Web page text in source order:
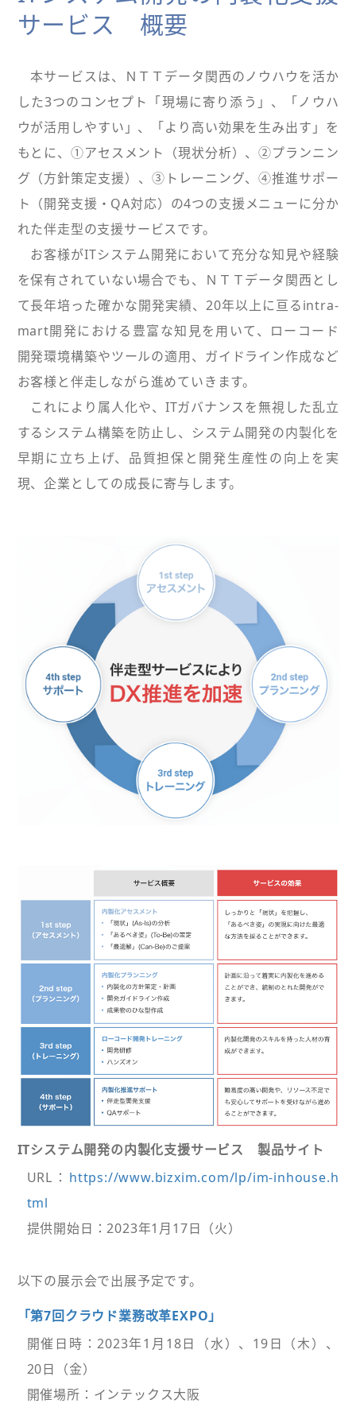
サービス 概要
本サービスは、ＮＴＴデータ関西のノウハウを活か
した3つのコンセプト「現場に寄り添う」、「ノウハ
ウが活用しやすい」、「より高い効果を生み出す」を
もとに、①アセスメント（現状分析）、②プランニン
グ（方針策定支援）、③トレーニング、④推進サポー
ト（開発支援・QA対応）の4つの支援メニューに分か
れた伴走型の支援サービスです。
お客様がITシステム開発において充分な知見や経験
を保有されていない場合でも、ＮＴＴデータ関西とし
て長年培った確かな開発実績、20年以上に亘るintra-
mart開発における豊富な知見を用いて、ローコード
開発環境構築やツールの適用、ガイドライン作成など
お客様と伴走しながら進めていきます。
これにより属人化や、ITガバナンスを無視した乱立
するシステム構築を防止し、システム開発の内製化を
早期に立ち上げ、品質担保と開発生産性の向上を実
現、企業としての成長に寄与します。
ITシステム開発の内製化支援サービス 製品サイト
URL： https://www.bizxim.com/lp/im-inhouse.h
tml
提供開始日：2023年1月17日（火）
以下の展示会で出展予定です。
「第7回クラウド業務改革EXPO」
開催日時：2023年1月18日（水）、19日（木）、
20日（金）
開催場所：インテックス大阪